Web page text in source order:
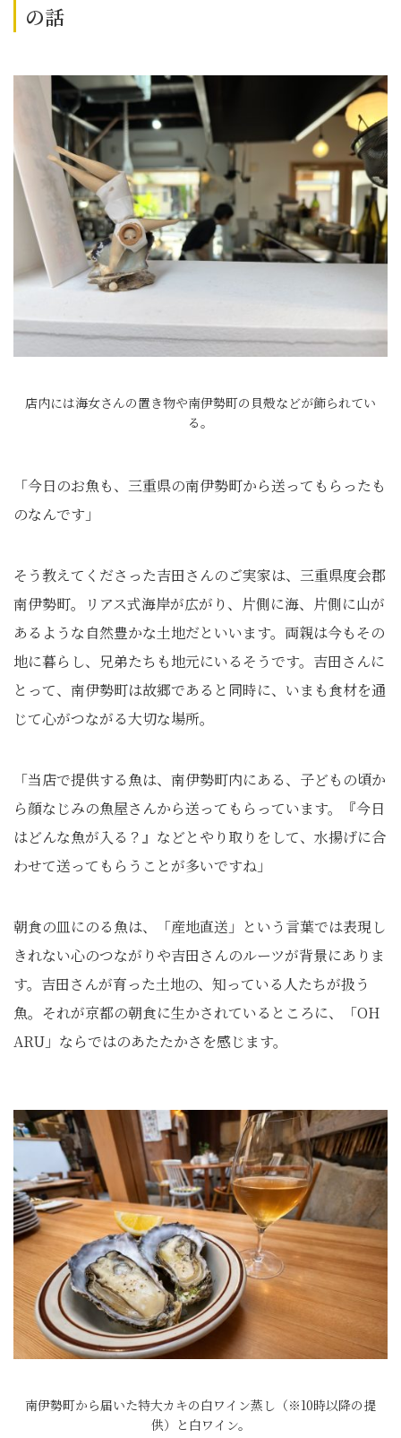
の話
店内には海女さんの置き物や南伊勢町の貝殻などが飾られてい
る。
「今日のお魚も、三重県の南伊勢町から送ってもらったも
のなんです」
そう教えてくださった吉田さんのご実家は、三重県度会郡
南伊勢町。リアス式海岸が広がり、片側に海、片側に山が
あるような自然豊かな土地だといいます。両親は今もその
地に暮らし、兄弟たちも地元にいるそうです。吉田さんに
とって、南伊勢町は故郷であると同時に、いまも食材を通
じて心がつながる大切な場所。
「当店で提供する魚は、南伊勢町内にある、子どもの頃か
ら顔なじみの魚屋さんから送ってもらっています。『今日
はどんな魚が入る？』などとやり取りをして、水揚げに合
わせて送ってもらうことが多いですね」
朝食の皿にのる魚は、「産地直送」という言葉では表現し
きれない心のつながりや吉田さんのルーツが背景にありま
す。吉田さんが育った土地の、知っている人たちが扱う
魚。それが京都の朝食に生かされているところに、「OH
ARU」ならではのあたたかさを感じます。
南伊勢町から届いた特大カキの白ワイン蒸し（※10時以降の提
供）と白ワイン。